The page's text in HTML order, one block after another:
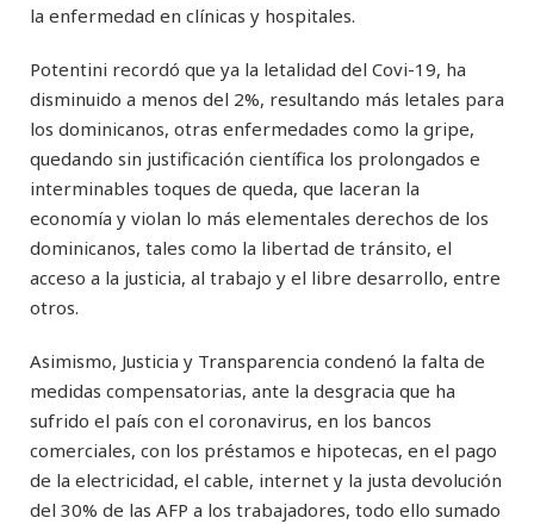
la enfermedad en clínicas y hospitales.
Potentini recordó que ya la letalidad del Covi­-19, ha
disminuido a menos del 2%, resultando más letales para
los dominicanos, otras enfermedades como la gripe,
quedando sin justificación científica los prolongados e
interminables toques de queda, que laceran la
economía y violan lo más elementales derechos de los
dominicanos, tales como la libertad de tránsito, el
acceso a la justicia, al trabajo y el libre desarrollo, entre
otros.
Asimismo, Justicia y Transparencia condenó la falta de
medidas compensatorias, ante la desgracia que ha
sufrido el país con el coronavirus, en los bancos
comerciales, con los préstamos e hipotecas, en el pago
de la electricidad, el cable, internet y la justa devolución
del 30% de las AFP a los trabajadores, todo ello sumado